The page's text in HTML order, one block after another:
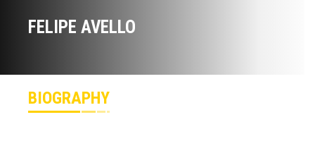
FELIPE AVELLO
BIOGRAPHY